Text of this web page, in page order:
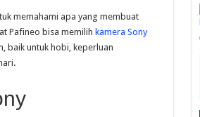
memahami apa yang membuat
Pafineo bisa memilih kamera Sony
baik untuk hobi, keperluan